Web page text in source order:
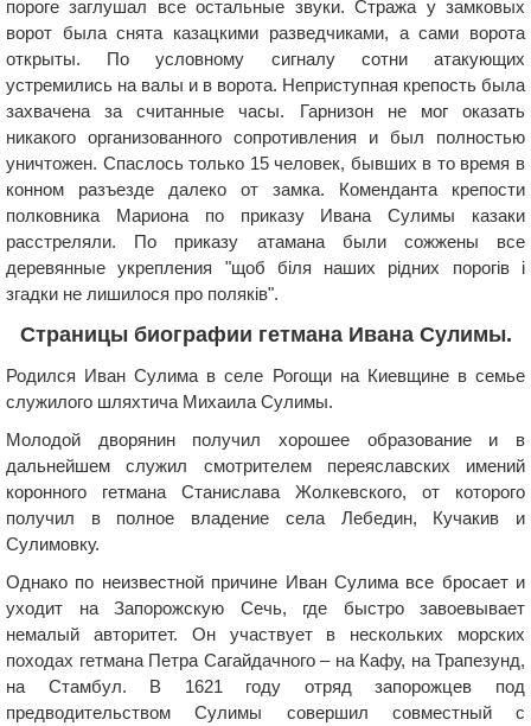
пороге заглушал все остальные звуки. Стража у замковых
ворот была снята казацкими разведчиками, а сами ворота
открыты. По условному сигналу сотни атакующих
устремились на валы и в ворота. Неприступная крепость была
захвачена за считанные часы. Гарнизон не мог оказать
никакого организованного сопротивления и был полностью
уничтожен. Спаслось только 15 человек, бывших в то время в
конном разъезде далеко от замка. Коменданта крепости
полковника Мариона по приказу Ивана Сулимы казаки
расстреляли. По приказу атамана были сожжены все
деревянные укрепления "щоб біля наших рідних порогів і
згадки не лишилося про поляків".
Страницы биографии гетмана Ивана Сулимы.
Родился Иван Сулима в селе Рогощи на Киевщине в семье
служилого шляхтича Михаила Сулимы.
Молодой дворянин получил хорошее образование и в
дальнейшем служил смотрителем переяславских имений
коронного гетмана Станислава Жолкевского, от которого
получил в полное владение села Лебедин, Кучакив и
Сулимовку.
Однако по неизвестной причине Иван Сулима все бросает и
уходит на Запорожскую Сечь, где быстро завоевывает
немалый авторитет. Он участвует в нескольких морских
походах гетмана Петра Сагайдачного – на Кафу, на Трапезунд,
на Стамбул. В 1621 году отряд запорожцев под
предводительством Сулимы совершил совместный с